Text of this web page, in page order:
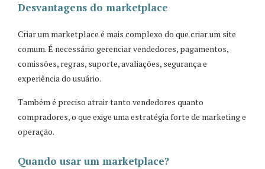
Desvantagens do marketplace
Criar um marketplace é mais complexo do que criar um site
comum. É necessário gerenciar vendedores, pagamentos,
comissões, regras, suporte, avaliações, segurança e
experiência do usuário.
Também é preciso atrair tanto vendedores quanto
compradores, o que exige uma estratégia forte de marketing e
operação.
Quando usar um marketplace?